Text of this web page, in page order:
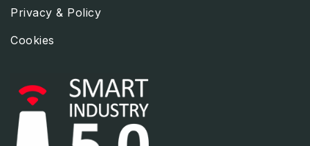
Privacy & Policy
Cookies